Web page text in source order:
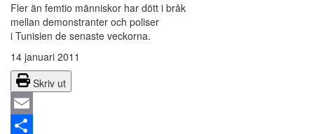
Fler än femtio människor har dött i bråk
mellan demonstranter och poliser
i Tunisien de senaste veckorna.
14 januari 2011
Skriv ut
Email